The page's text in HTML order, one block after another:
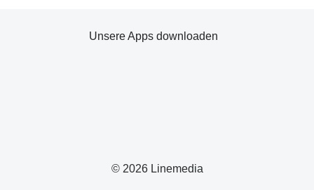
© 2026 Linemedia
Unsere Apps downloaden